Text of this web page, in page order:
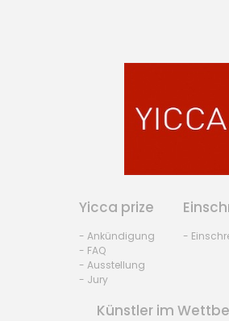
Yicca prize
- Ankündigung
- FAQ
- Ausstellung
- Jury
-
Künstler im